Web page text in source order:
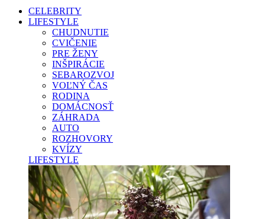
CELEBRITY
LIFESTYLE
CHUDNUTIE
CVIČENIE
PRE ŽENY
INŠPIRÁCIE
SEBAROZVOJ
VOĽNÝ ČAS
RODINA
DOMÁCNOSŤ
ZÁHRADA
AUTO
ROZHOVORY
KVÍZY
LIFESTYLE